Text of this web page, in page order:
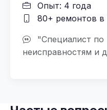
Опыт: 4 года
80+ ремонтов в
"Специалист
неисправностям и